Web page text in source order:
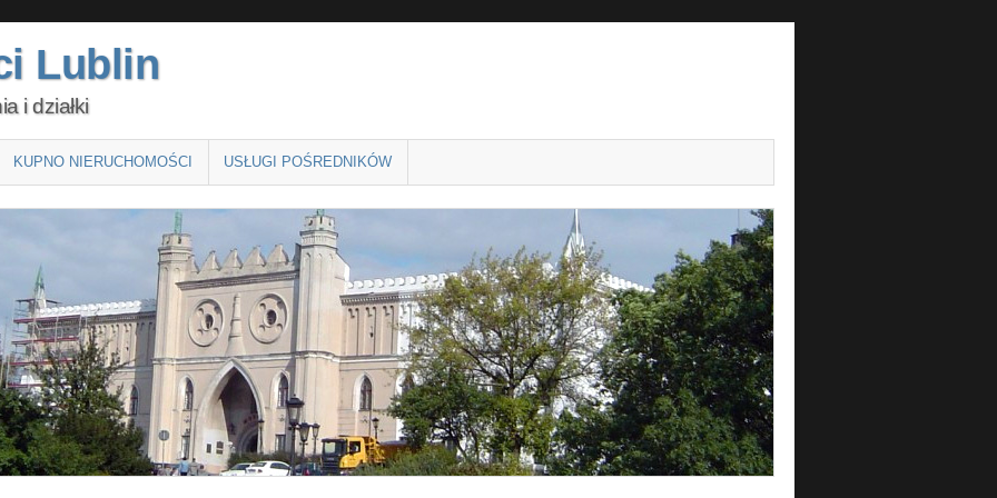
Lublin
i działki
KUPNO NIERUCHOMOŚCI USŁUGI POŚREDNIKÓW